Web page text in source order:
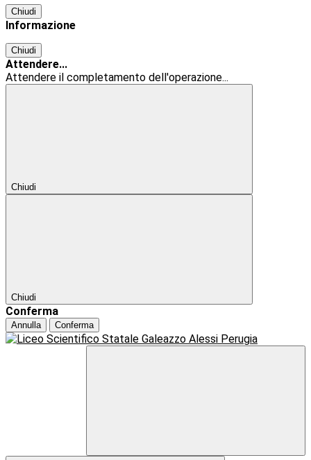
Chiudi
Informazione
Chiudi
Attendere...
Attendere il completamento dell'operazione...
Chiudi
Chiudi
Conferma
Annulla Conferma